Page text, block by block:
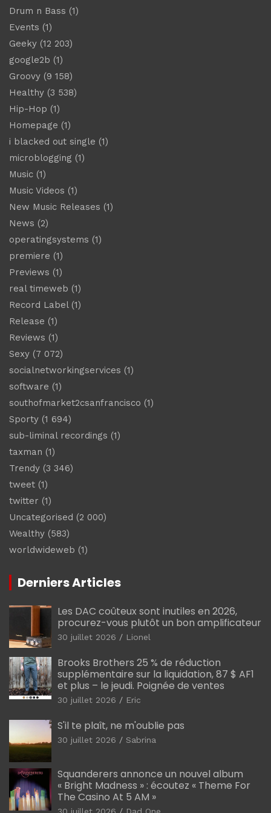
Drum n Bass (1)
Events (1)
Geeky (12 203)
google2b (1)
Groovy (9 158)
Healthy (3 538)
Hip-Hop (1)
Homepage (1)
i blacked out single (1)
microblogging (1)
Music (1)
Music Videos (1)
New Music Releases (1)
News (2)
operatingsystems (1)
premiere (1)
Previews (1)
real timeweb (1)
Record Label(1)
Release (1)
Reviews (1)
Sexy (7 072)
socialnetworkingservices (1)
software (1)
southofmarket2csanfrancisco (1)
Sporty (1 694)
sub-liminal recordings (1)
taxman (1)
Trendy (3 346)
tweet (1)
twitter (1)
Uncategorised (2 000)
Wealthy (583)
worldwideweb (1)
Derniers Articles
Les DAC coûteux sont inutiles en 2026,
procurez-vous plutôt un bon amplificateur
30 juillet 2026 Lionel
Brooks Brothers 25 % de réduction
supplémentaire sur la liquidation, 87 $ AF1
et plus – le jeudi. Poignée de ventes
30 juillet 2026 Eric
S'il te plaît, ne m'oublie pas
30 juillet 2026 Sabrina
Squanderers annonce un nouvel album
« Bright Madness » : écoutez « Theme For
The Casino At 5 AM »
30 juillet 2026 Dad One